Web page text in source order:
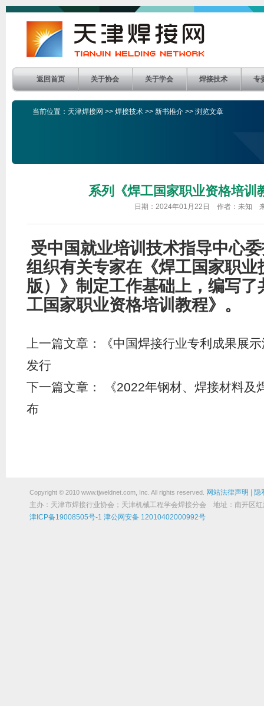
返回首页 关于协会 关于学会 焊接技术 专
当前位置： 天津焊接网 >> 焊接技术 >> 新书推介 >> 浏览文章
系列《焊工国家职业资格培训
日期：2024年01月22日 作者：未知
受中国就业培训技术指导中心
组织有关专家在《焊工国家职业
版）》制定工作基础上，编写了
工国家职业资格培训教程》。
上一篇文章：
《中国焊接行业专利成果展
发行
下一篇文章：
《2022年钢材、焊接材料及
布
Copyright © 2010 www.tjweldnet.com, Inc. All rights reserved. 网站法律声明
隐
主办：天津市焊接行业协会；天津机械工程学会焊接分会 地址：南开
津ICP备19008505号-1 津公网安备 12010402000992号